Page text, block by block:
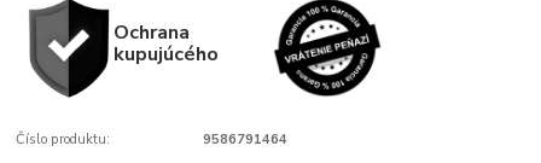
Ochrana
kupujúcého
Číslo produktu: 9586791464